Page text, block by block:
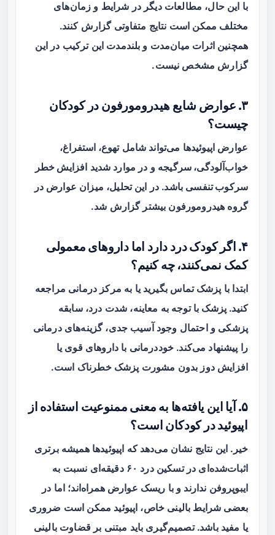
با این حال، مطالعات دیگر در شرایط و زمان‌های
مختلف ممکن است نتایج متفاوتی گزارش کنند.
همچنین اثرات میان‌مدت و بلندمدت این ترکیب در این
گزارش مشخص نیست.
۳. عوارض شایع هیدرومورفون در کودکان
چیست؟
عوارض اپیوئیدها می‌تواند شاملتهوع، استفراغ،
خواب‌آلودگی، سرگیجه و در موارد شدید افزایش خطر
سرکوب تنفسی باشد. در این تحلیل، میزان عوارض در
گروه هیدرومورفون بیشتر گزارش شد.
۴. اگر کودک درد دارد اما داروهای معمولی
کمک نمی‌کنند، چه کنیم؟
ابتدا با پزشک تماس بگیرید یا به مرکز درمانی مراجعه
کنید. پزشک با توجه به معاینه، شدت درد، سابقه
پزشکی و احتمال وجود آسیب جدی، گزینه‌های درمانی
را پیشنهاد می‌کند. خوددرمانی با داروهای قوی یا
افزایش دوز بدون مشورت پزشک خطرناک است.
۵. آیا این یافته‌ها به معنی ممنوعیت استفاده از
اپیوئید در کودکان است؟
خیر. این نتایج نشان می‌دهد که اپیوئیدها همیشه برتری
اثبات‌شده‌ای در تسکین درد ۶۰ دقیقه‌ای نسبت به
ایبوپروفن ندارند و با ریسک عوارض همراه‌اند؛ اما در
بعضی شرایط بالینی خاص، اپیوئید ممکن است ضروری
یا مفید باشد. تصمیم‌گیری باید مبتنی بر قضاوت بالینی